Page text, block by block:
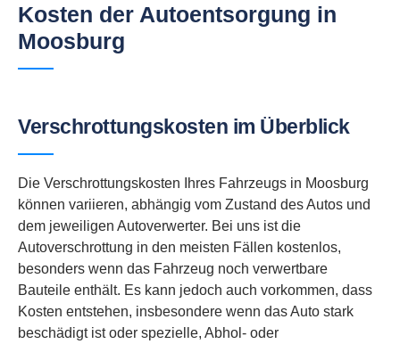
Kosten der Autoentsorgung in
Moosburg
Verschrottungskosten im Überblick
Die Verschrottungskosten Ihres Fahrzeugs in Moosburg
können variieren, abhängig vom Zustand des Autos und
dem jeweiligen Autoverwerter. Bei uns ist die
Autoverschrottung in den meisten Fällen kostenlos,
besonders wenn das Fahrzeug noch verwertbare
Bauteile enthält. Es kann jedoch auch vorkommen, dass
Kosten entstehen, insbesondere wenn das Auto stark
beschädigt ist oder spezielle, Abhol- oder